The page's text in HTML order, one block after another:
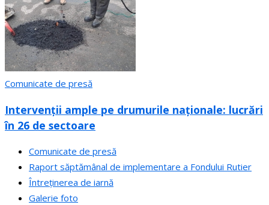
Comunicate de presă
Intervenții ample pe drumurile naționale: lucrări
în 26 de sectoare
Comunicate de presă
Raport săptămânal de implementare a Fondului Rutier
Întreținerea de iarnă
Galerie foto